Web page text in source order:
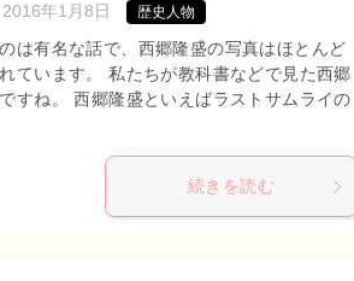
2016年1月8日 歴史人物
は有名な話で、西郷隆盛の写真はほとんど
ています。 私たちが教科書などで見た西郷
すね。 西郷隆盛といえばラストサムライの
続きを読む